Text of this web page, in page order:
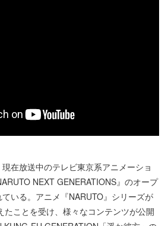
在放送中のテレビ東京系アニメーショ
NEXT GENERATIONS』のオープ
いる。アニメ『NARUTO』シリーズが
たことを受け、様々なコンテンツが公開